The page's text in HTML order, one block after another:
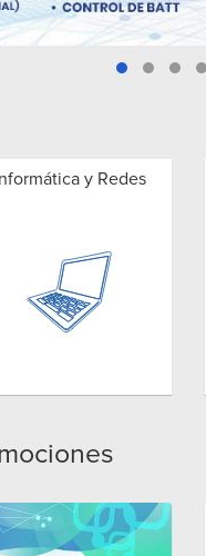
y Redes